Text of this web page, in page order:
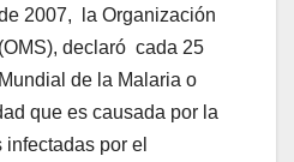
2007, la Organización
declaró cada 25
de la Malaria o
que es causada por la
por el